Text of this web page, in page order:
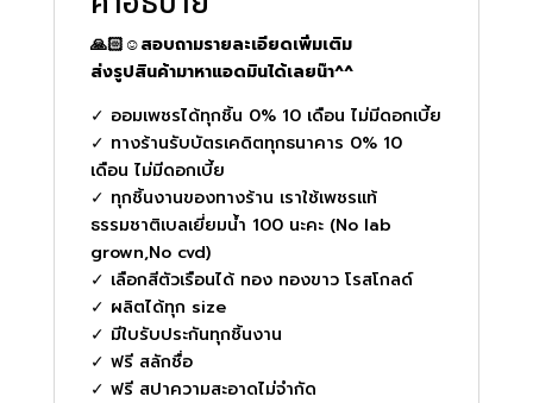
🙏🏻☺️สอบถามรายละเอียดเพิ่มเติม
ส่งรูปสินค้ามาหาแอดมินได้เลยน๊า^^
✓ ออมเพชรได้ทุกชิ้น 0% 10 เดือน ไม่มีดอกเบี้ย
✓ ทางร้านรับบัตรเคดิตทุกธนาคาร 0% 10
เดือน ไม่มีดอกเบี้ย
✓ ทุกชิ้นงานของทางร้าน เราใช้เพชรแท้
ธรรมชาติเบลเยี่ยมน้ำ 100 นะคะ (No lab
grown,No cvd)
✓ เลือกสีตัวเรือนได้ ทอง ทองขาว โรสโกลด์
✓ ผลิตได้ทุก size
✓ มีใบรับประกันทุกชิ้นงาน
✓ ฟรี สลักชื่อ
✓ ฟรี สปาความสะอาดไม่จำกัด